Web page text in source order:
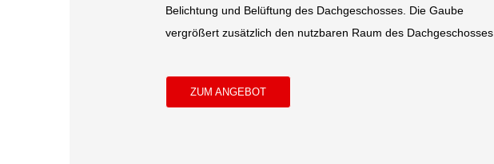
Belichtung und Belüftung des Dachgeschosses. Die Gaube
vergrößert zusätzlich den nutzbaren Raum des Dachgeschosses.
ZUM ANGEBOT